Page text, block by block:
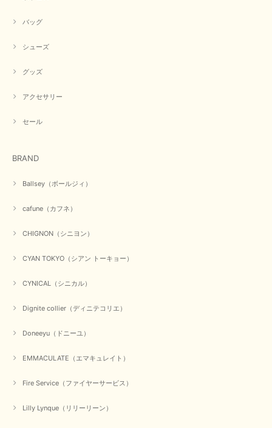
ったです。CYANさんの洋服も思っていた通りで気に入りました。
ちいたしております。 ありがとうございました。
2026/03/05
良いお買い物が出来ました。 商品も良い物で購入して良かったです。
この度は数多くあるお店の中から当店でお声かけをいただき誠
のお客様に喜んでいただく、それが理想なのですが。 メーカ
くださいませ。 ありがとうございました。
2026/01/04
バッグ
シューズ
グッズ
アクセサリー
セール
BRAND
Ballsey（ボールジィ）
cafune（カフネ）
CHIGNON（シニヨン）
CYAN TOKYO（シアン トーキョー）
CYNICAL（シニカル）
Dignite collier（ディニテコリエ）
Doneeyu（ドニーユ）
EMMACULATE（エマキュレイト）
Fire Service（ファイヤーサービス）
Lilly Lynque（リリーリーン）